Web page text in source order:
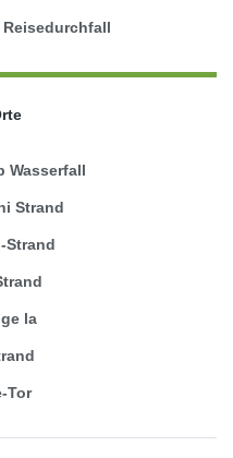
Wasserfall
Strand
Strand
la
Tor